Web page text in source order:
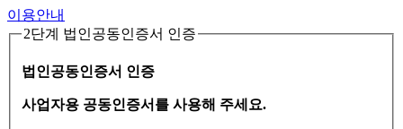
이용안내
2단계 법인공동인증서 인증
법인공동인증서 인증
사업자용 공동인증서를 사용해 주세요.